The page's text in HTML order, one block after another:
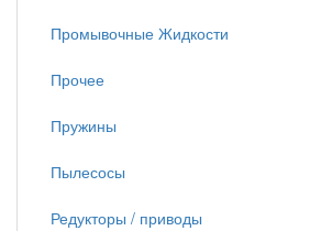
Промывочные Жидкости
Прочее
Пружины
Пылесосы
Редукторы / приводы